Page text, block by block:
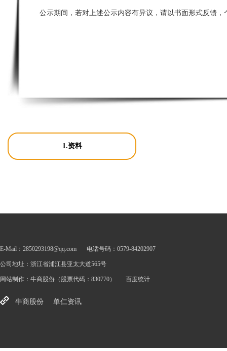
公示期间，若对上述公示内容有异议，请以书面形式反馈，
1.资料
E-Mail：2850293198@qq.com 电话号码：0579-84202907
公司地址：浙江省浦江县亚太大道565号
网站制作： 牛商股份 （股票代码：830770） 百度统计
牛商股份 单仁资讯